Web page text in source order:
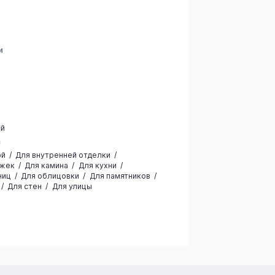
Для внутренней отделки
Для камина
Для кухни
Для облицовки
Для памятников
Для стен Для улицы